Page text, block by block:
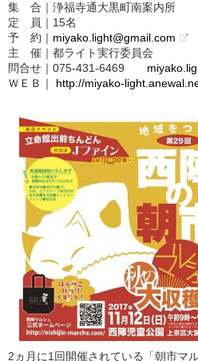
集 合｜浄福寺通大黒町南案内所
定 員｜15名
予 約｜ miyako.light@gmail.com
主 催｜都ライト実行委員会
問合せ｜075-431-6469
ＷＥＢ｜ http://miyako-
2ヵ月に1回開催されている「朝市マ